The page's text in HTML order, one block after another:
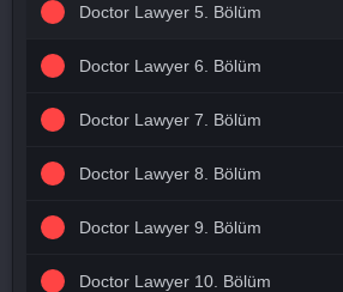
Doctor Lawyer 5. Bölüm
Doctor Lawyer 6. Bölüm
Doctor Lawyer 7. Bölüm
Doctor Lawyer 8. Bölüm
Doctor Lawyer 9. Bölüm
Doctor Lawyer 10. Bölüm